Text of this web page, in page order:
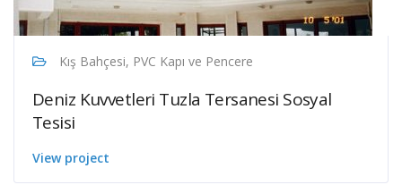
Kış Bahçesi, PVC Kapı ve Pencere
Deniz Kuvvetleri Tuzla Tersanesi Sosyal
Tesisi
View project